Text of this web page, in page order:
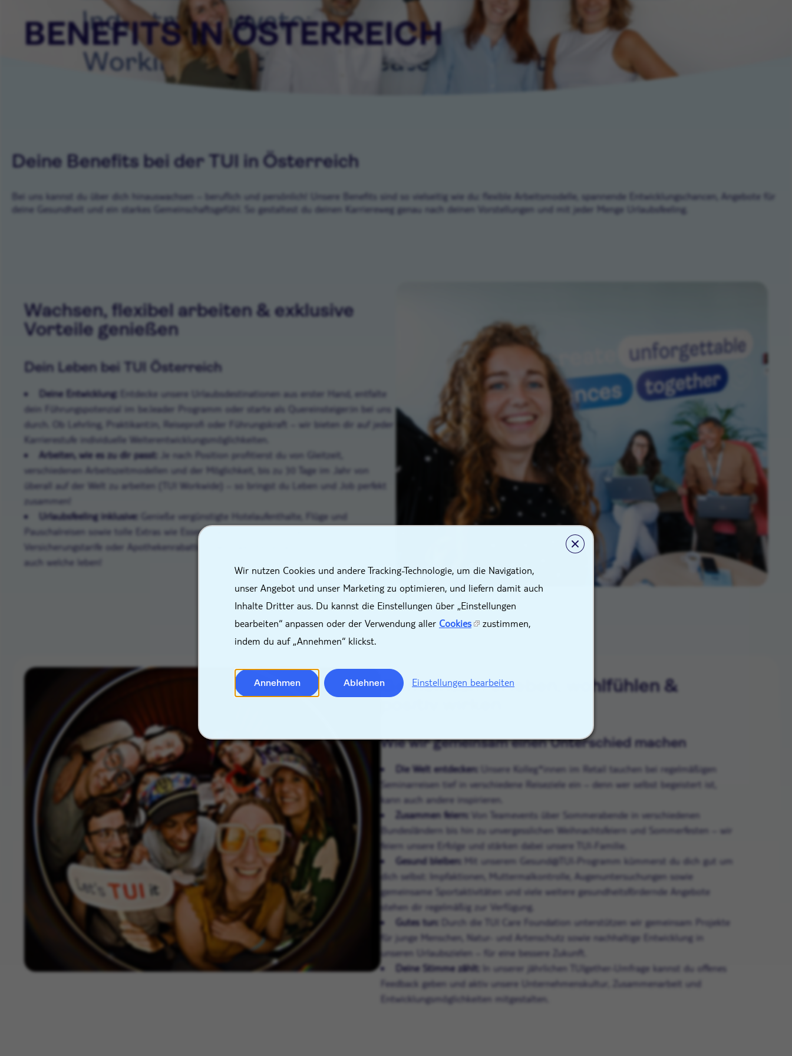
Wir nutzen Cookies und andere Tracking-Technologie, um die Navigation,
unser Angebot und unser Marketing zu optimieren, und liefern damit auch
Inhalte Dritter aus. Du kannst die Einstellungen über „Einstellungen
bearbeiten“ anpassen oder der Verwendung aller Cookies
zustimmen,
indem du auf „Annehmen“ klickst.
Annehmen Ablehnen Einstellungen bearbeiten
BENEFITS INÖSTERREICH
Deine Benefits bei der TUI in Österreich
Bei uns kannst du über dich hinauswachsen – beruflich und persönlich! Unsere Benefits sind so vielseitig wie du: flexible Arbeitsmodelle, spannende Entwicklungschancen, Angebote für
deine Gesundheit und ein starkes Gemeinschaftsgefühl. So gestaltest du deinen Karriereweg genau nach deinen Vorstellungen und mit jeder Menge Urlaubsfeeling.
Wachsen, flexibel arbeiten & exklusive
Vorteile genießen
Dein Leben bei TUI Österreich
Deine Entwicklung:
Entdecke unsere Urlaubsdestinationen aus erster Hand, entfalte
dein Führungspotenzial im be.leader Programm oder starte als Quereinsteiger:in bei uns
durch. Ob Lehrling, Praktikant:in, Reiseprofi oder Führungskraft – wir bieten dir auf jeder
Karrierestufe individuelle Weiterentwicklungsmöglichkeiten.
Arbeiten, wie es zu dir passt: Je nach Position profitierst du von Gleitzeit,
verschiedenen Arbeitszeitmodellen und der Möglichkeit, bis zu 30 Tage im Jahr von
überall auf der Welt zu arbeiten (TUI Workwide) – so bringst du Leben und Job perfekt
zusammen!
Urlaubsfeeling inklusive: Genieße vergünstigte Hotelaufenthalte, Flüge und
Pauschalreisen sowie tolle Extras wie Essensmarken, reduzierte Handy- und
Versicherungstarife oder Apothekenrabatte – denn wer Reiseträume erfüllt, sollte selbst
auch welche leben!
Gemeinsam erleben, wohlfühlen &
positiv wirken
Wie wir gemeinsam einen Unterschied machen
Die Welt entdecken: Unsere Kolleg*innen im Retail tauchen bei regelmäßigen
Seminarreisen tief in verschiedene Reiseziele ein – denn wer selbst begeistert ist,
kann auch andere inspirieren.
Zusammen feiern: Von Teamevents über Sommerabende in verschiedenen
Bundesländern bis hin zu unvergesslichen Weihnachtsfeiern und Sommerfesten – wir
feiern unsere Erfolge und stärken dabei unsere TUI-Familie.
Gesund bleiben: Mit unserem Gesund@TUI-Programm kümmerst du dich gut um
dich selbst: Impfaktionen, Muttermalkontrolle, Augenuntersuchungen sowie
gemeinsame Sportaktivitäten und viele weitere gesundheitsfördernde Angebote
stehen dir regelmäßig zur Verfügung.
Gutes tun: Durch die TUI Care Foundation unterstützen wir gemeinsam Projekte
für junge Menschen, Natur- und Artenschutz sowie nachhaltige Entwicklung in
unseren Urlaubszielen – für eine bessere Zukunft.
Deine Stimme zählt: In unserer jährlichen TUIgether-Umfrage kannst du offenes
Feedback geben und aktiv unsere Unternehmenskultur, Zusammenarbeit und
Entwicklungsmöglichkeiten mitgestalten.